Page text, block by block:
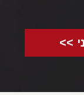
>>